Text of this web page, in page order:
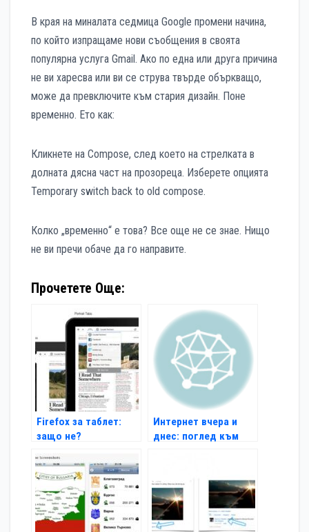
В края на миналата седмица Google промени начина,
по който изпращаме нови съобщения в своята
популярна услуга Gmail. Ако по една или друга причина
не ви харесва или ви се струва твърде объркващо,
може да превключите към стария дизайн. Поне
временно. Ето как:
Кликнете на Compose, след което на стрелката в
долната дясна част на прозореца. Изберете опцията
Temporary switch back to old compose.
Колко „временно“ е това? Все още не се знае. Нищо
не ви пречи обаче да го направите.
Прочетете Още:
Firefox за таблет:
защо не?
Интернет вчера и
днес: поглед към